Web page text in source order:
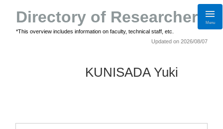
Directory of Researchers
*This overview includes information on faculty, technical staff, etc.
Menu
Updated on 2026/08/07
KUNISADA Yuki